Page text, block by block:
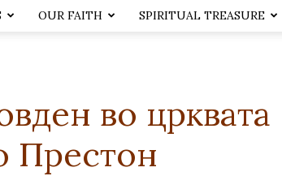
OUR FAITH SPIRITUAL TREASURE
во црквата
Престон